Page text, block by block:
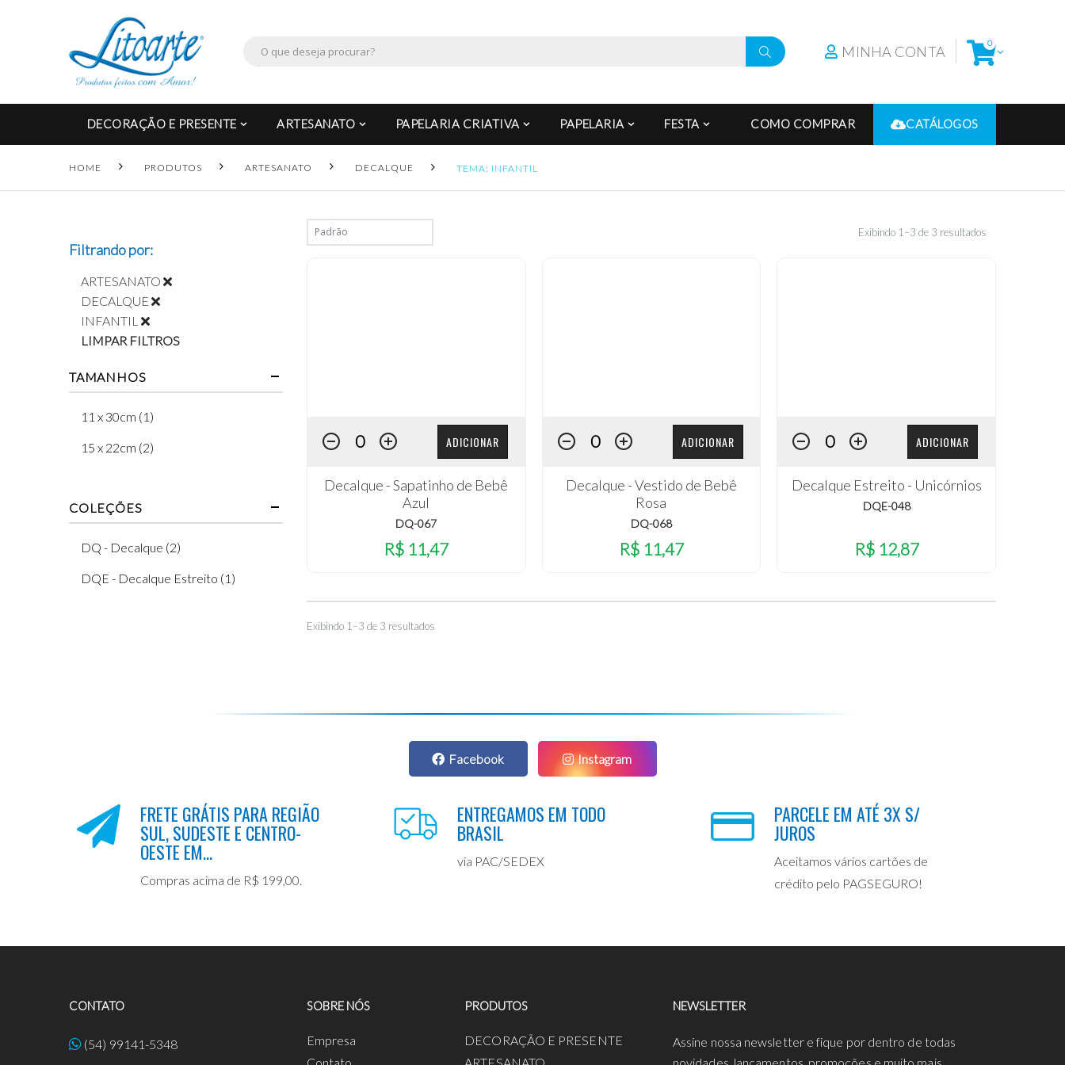
MINHA CONTA 0
DECORAÇÃO E PRESENTE ARTESANATO PAPELARIA CRIATIVA PAPELARIA FESTA COMO COMPRAR CATÁLOGOS
HOME PRODUTOS ARTESANATO DECALQUE TEMA: INFANTIL
Exibindo 1–3 de 3 resultados
ADICIONAR
Decalque - Sapatinho de Bebê
Azul
DQ-067
R$ 11,47
ADICIONAR
Decalque - Vestido de Bebê
Rosa
DQ-068
R$ 11,47
ADICIONAR
Decalque Estreito - Unicórnios
DQE-048
R$ 12,87
Exibindo 1–3 de 3 resultados
Filtrando por:
ARTESANATO
DECALQUE
INFANTIL
LIMPAR FILTROS
TAMANHOS
11 x 30cm (1)
15 x 22cm (2)
COLEÇÕES
DQ - Decalque (2)
DQE - Decalque Estreito (1)
Facebook Instagram
FRETE GRÁTIS PARA REGIÃO
SUL, SUDESTE E CENTRO-
OESTE EM...
Compras acima de R$ 199,00.
ENTREGAMOS EM TODO
BRASIL
via PAC/SEDEX
PARCELE EM ATÉ 3X S/
JUROS
Aceitamos vários cartões de
crédito pelo PAGSEGURO!
CONTATO
(54) 99141-5348
SOBRE NÓS
Empresa
PRODUTOS
DECORAÇÃO E PRESENTE
NEWSLETTER
Assine nossa newsletter e fique por dentro de todas